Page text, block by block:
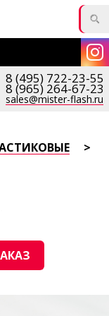
8 (495) 722-23-55
8 (965) 264-67-23
sales@mister-flash.ru
>